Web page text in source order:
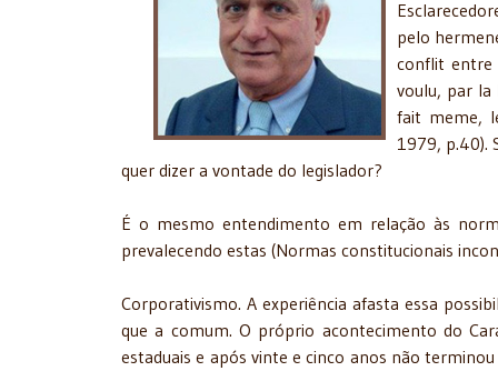
pelo
conflit entre
voulu, par la
fait meme,
1979, p.40).
quer dizer a vontade do legislador?
É o mesmo entendimento em relação às
prevalecendo estas (Normas constitucionais
Corporativismo. A experiência afasta essa
que a comum. O próprio acontecimento do
estaduais e após vinte e cinco anos não